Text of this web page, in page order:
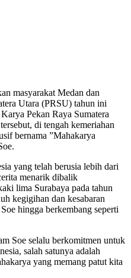
masyarakat Medan dan
Utara (PRSU) tahun ini
Pekan Raya Sumatera
di tengah kemeriahan
bernama ”Mahakarya
yang telah berusia lebih dari
menarik dibalik
lima Surabaya pada tahun
kegigihan dan kesabaran
hingga berkembang seperti
Soe selalu berkomitmen untuk
salah satunya adalah
yang memang patut kita